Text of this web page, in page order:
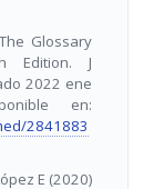
Glossary
Edition. J
2022 ene
en:
2841883
E (2020)